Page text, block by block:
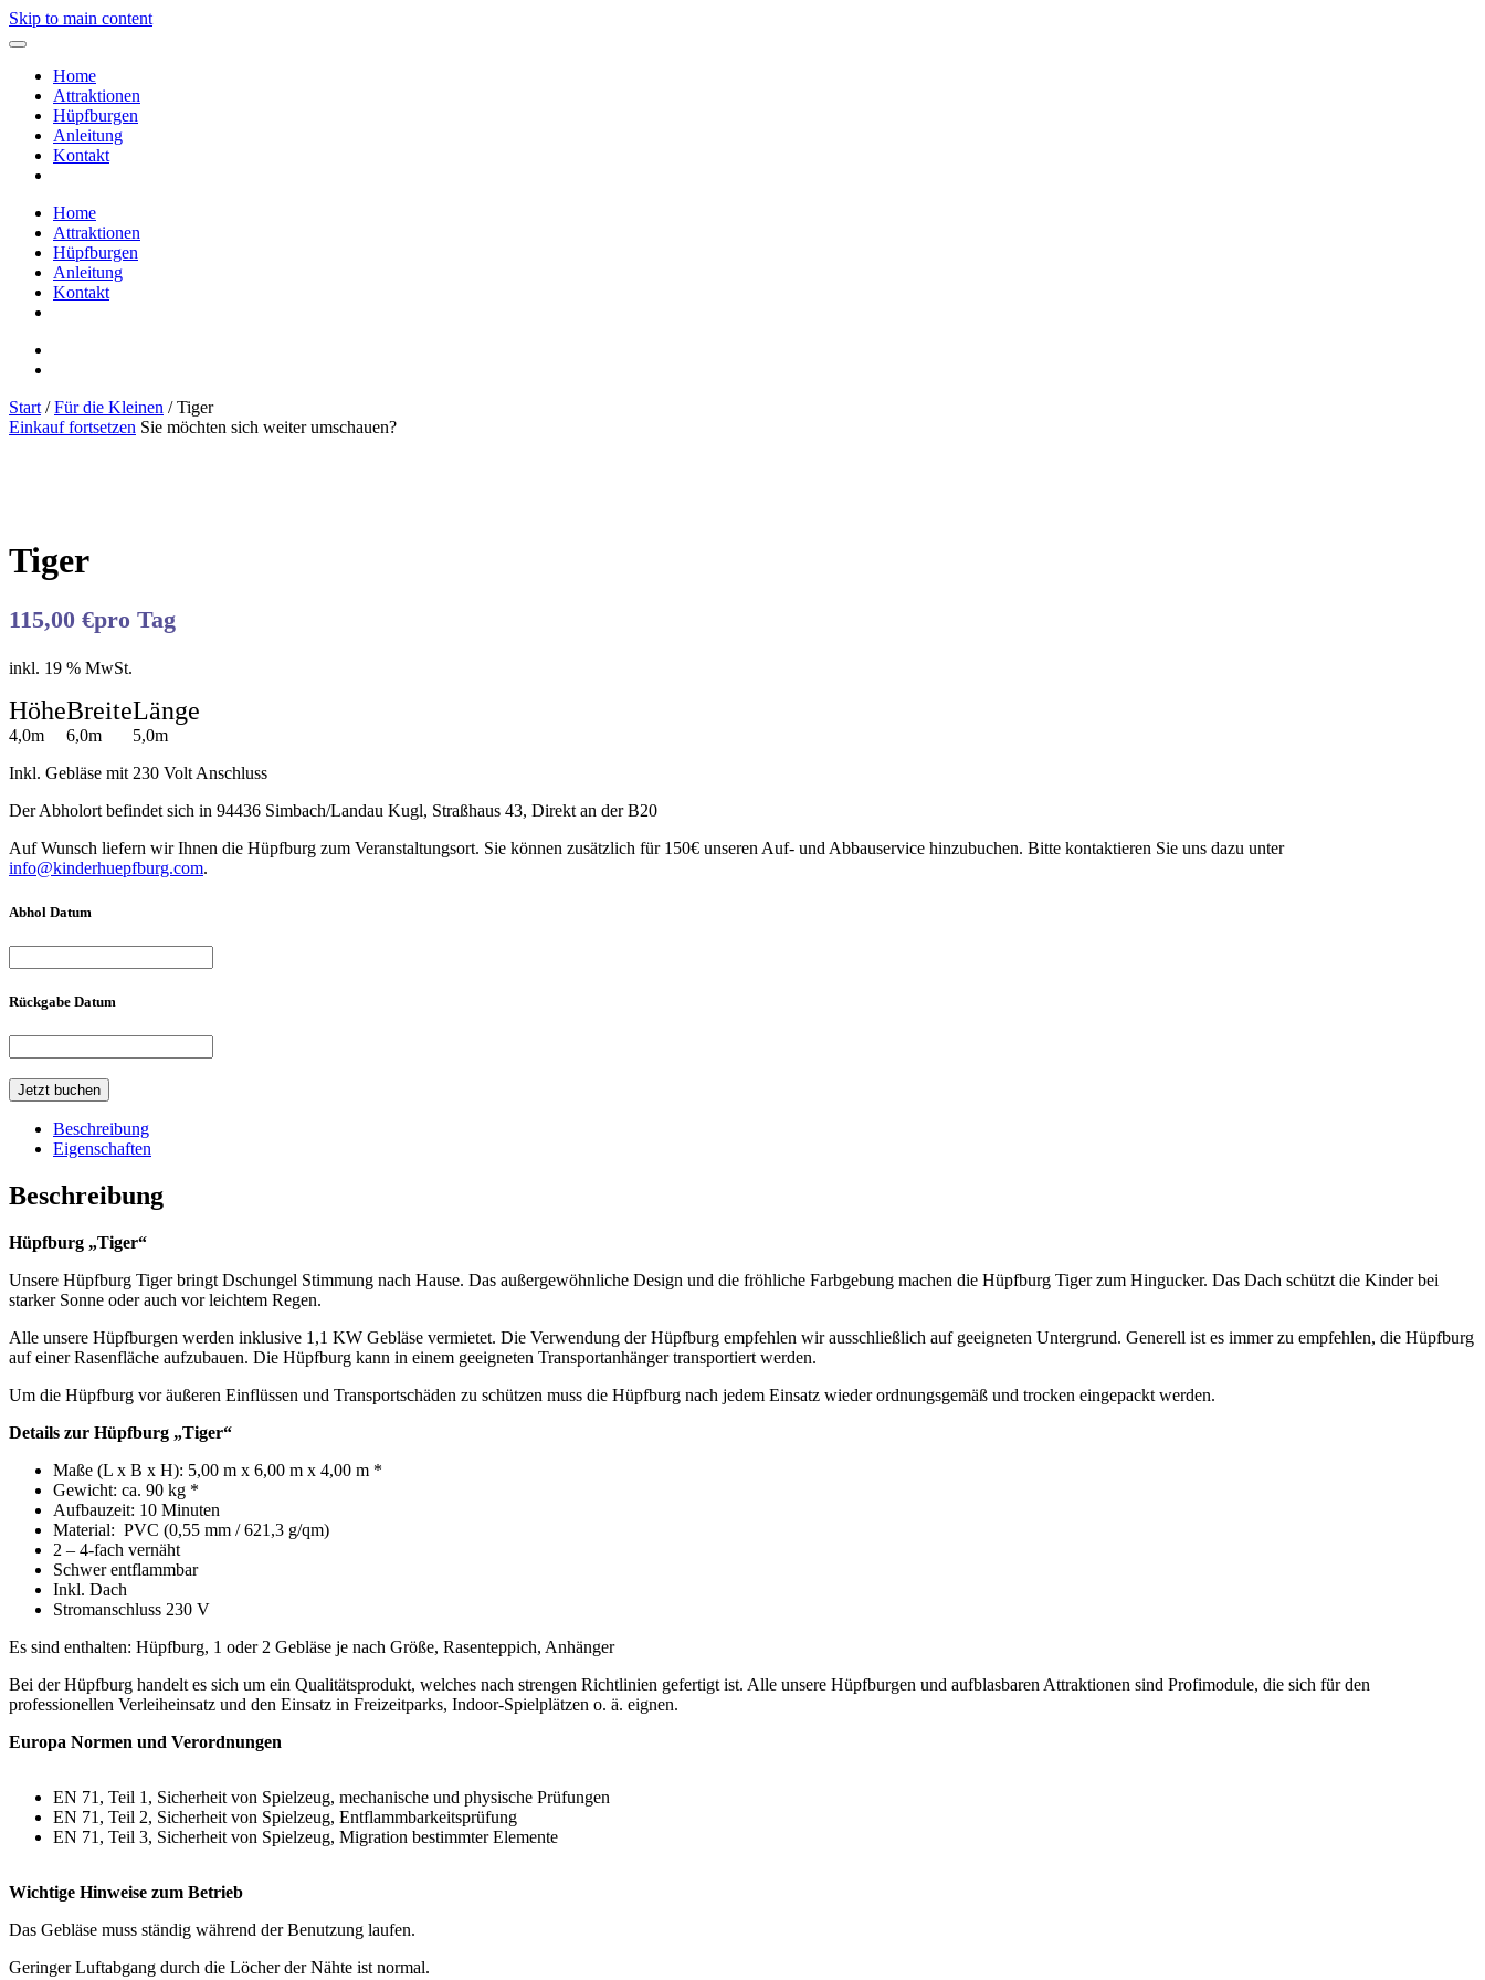
Skip to main content
Home
Attraktionen
Hüpfburgen
Anleitung
Kontakt
Home
Attraktionen
Hüpfburgen
Anleitung
Kontakt
Start /Für die Kleinen / Tiger
Einkauf fortsetzen Sie möchten sich weiter umschauen?
Tiger
115,00 €pro Tag
inkl. 19 % MwSt.
HöheBreiteLänge
4,0m 6,0m
5,0m
Inkl. Gebläse mit 230 Volt Anschluss
Der Abholort befindet sich in 94436 Simbach/Landau Kugl, Straßhaus 43, Direkt an der B20
Auf Wunsch liefern wir Ihnen die Hüpfburg zum Veranstaltungsort. Sie können zusätzlich für 150€ unseren Auf- und Abbauservice hinzubuchen. Bitte kontaktieren Sie uns dazu unter
info@kinderhuepfburg.com.
Abhol Datum
Rückgabe Datum
Jetzt buchen
Beschreibung
Eigenschaften
Beschreibung
Hüpfburg „Tiger“
Unsere Hüpfburg Tiger bringt Dschungel Stimmung nach Hause. Das außergewöhnliche Design und die fröhliche Farbgebung machen die Hüpfburg Tiger zum Hingucker. Das Dach schützt die Kinder bei
starker Sonne oder auch vor leichtem Regen.
Alle unsere Hüpfburgen werden inklusive 1,1 KW Gebläse vermietet. Die Verwendung der Hüpfburg empfehlen wir ausschließlich auf geeigneten Untergrund. Generell ist es immer zu empfehlen, die Hüpfburg
auf einer Rasenfläche aufzubauen. Die Hüpfburg kann in einem geeigneten Transportanhänger transportiert werden.
Um die Hüpfburg vor äußeren Einflüssen und Transportschäden zu schützen muss die Hüpfburg nach jedem Einsatz wieder ordnungsgemäß und trocken eingepackt werden.
Details zur Hüpfburg „Tiger“
Maße (L x B x H): 5,00 m x 6,00 m x 4,00 m *
Gewicht: ca. 90 kg *
Aufbauzeit: 10 Minuten
Material: PVC (0,55 mm / 621,3 g/qm)
2 – 4-fach vernäht
Schwer entflammbar
Inkl. Dach
Stromanschluss 230 V
Es sind enthalten: Hüpfburg, 1 oder 2 Gebläse je nach Größe, Rasenteppich, Anhänger
Bei der Hüpfburg handelt es sich um ein Qualitätsprodukt, welches nach strengen Richtlinien gefertigt ist. Alle unsere Hüpfburgen und aufblasbaren Attraktionen sind Profimodule, die sich für den
professionellen Verleiheinsatz und den Einsatz in Freizeitparks, Indoor-Spielplätzen o. ä. eignen.
Europa Normen und Verordnungen
EN 71, Teil 1, Sicherheit von Spielzeug, mechanische und physische Prüfungen
EN 71, Teil 2, Sicherheit von Spielzeug, Entflammbarkeitsprüfung
EN 71, Teil 3, Sicherheit von Spielzeug, Migration bestimmter Elemente
Wichtige Hinweise zum Betrieb
Das Gebläse muss ständig während der Benutzung laufen.
Geringer Luftabgang durch die Löcher der Nähte ist normal.